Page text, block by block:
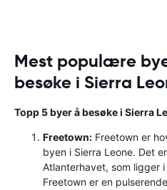
Mest populære
besøke i Sierra
Topp 5 byer å besøke i Sierra
Freetown: Freetown er
byen i Sierra Leone. Det
Atlanterhavet, som ligger
Freetown er en